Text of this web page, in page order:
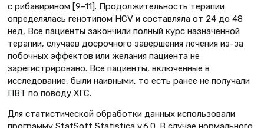
с рибавирином [9–11]. Продолжительность терапии
определялась генотипом HCV и составляла от 24 до 48
нед, Все пациенты закончили полный курс назначенной
терапии, случаев досрочного завершения лечения из-за
побочных эффектов или желания пациента не
зарегистрировано. Все пациенты, включенные в
исследование, были наивными, то есть ранее не получали
ПВТ по поводу ХГС.
Для статистической обработки данных использовали